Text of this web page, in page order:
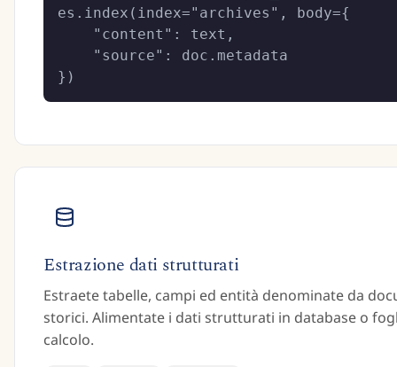
es.index(index="archives", body={
    "content": text,
    "source": doc.metadata
})
Estrazione dati strutturati
Estraete tabelle, campi ed entità denominate da
storici. Alimentate i dati strutturati in database o
calcolo.